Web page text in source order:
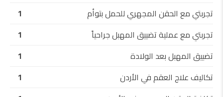
تجربتي مع الحقن المجهري للحمل بتوأم
1
تجربتي مع عملية تضييق المهبل جراحياً
1
تضييق المهبل بعد الولادة
1
تكاليف علاج العقم في الأردن
1